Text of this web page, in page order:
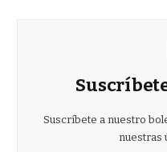
Suscríbete a nuestro
nuestras